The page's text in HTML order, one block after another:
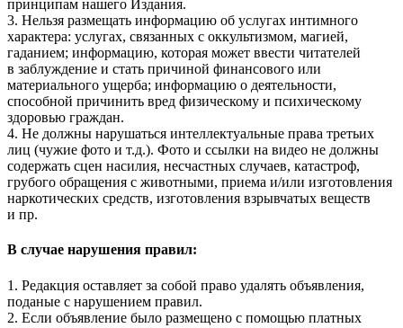
принципам нашего Издания.
3. Нельзя размещать информацию об услугах интимного
характера: услугах, связанных с оккультизмом, магией,
гаданием; информацию, которая может ввести читателей
в заблуждение и стать причиной финансового или
материального ущерба; информацию о деятельности,
способной причинить вред физическому и психическому
здоровью граждан.
4. Не должны нарушаться интеллектуальные права третьих
лиц (чужие фото и т.д.). Фото и ссылки на видео не должны
содержать сцен насилия, несчастных случаев, катастроф,
грубого обращения с животными, приема и/или изготовления
наркотических средств, изготовления взрывчатых веществ
и пр.
В случае нарушения правил:
1. Редакция оставляет за собой право удалять объявления,
поданые с нарушением правил.
2. Если объявление было размещено с помощью платных